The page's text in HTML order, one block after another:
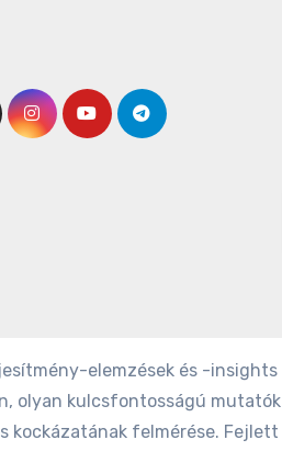
elemzések és -
olyan kulcsfontosságú
kockázatának felmérése.